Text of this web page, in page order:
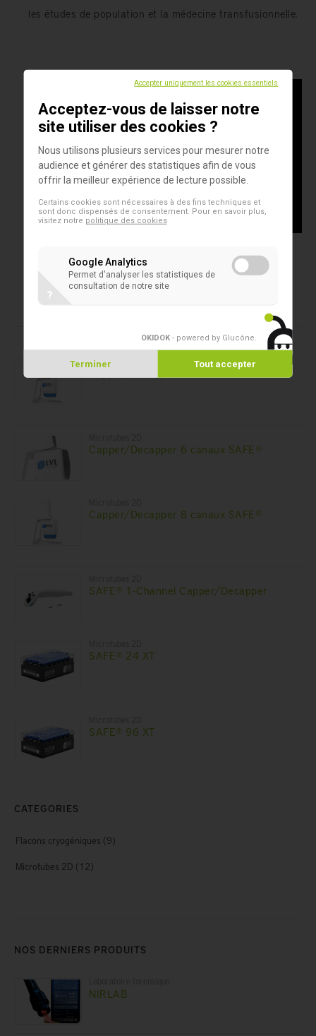
les études de population et la médecine transfusionnelle.
Microtubes 2D
Capper/Decapper 4 canaux SAFE®
Capper/Decapper 6 canaux SAFE®
Capper/Decapper 8 canaux SAFE®
SAFE® 1-Channel Capper/Decapper
SAFE® 24 XT
SAFE® 96 XT
CATEGORIES
Flacons cryogéniques (9)
Microtubes 2D (12)
NOS DERNIERS PRODUITS
NIRLAB
Accepter uniquement les cookies essentiels
Acceptez-vous de laisser notre
site utiliser des cookies ?
Nous utilisons plusieurs services pour mesurer notre
audience et générer des statistiques afin de vous
offrir la meilleur expérience de lecture possible.
Certains cookies sont nécessaires à des fins techniques et
sont donc dispensés de consentement. Pour en savoir plus,
visitez notre politique des cookies
Google Analytics
Permet d'analyser les statistiques de
consultation de notre site
?
OKIDOK - powered by Glucône.
Terminer Tout accepter